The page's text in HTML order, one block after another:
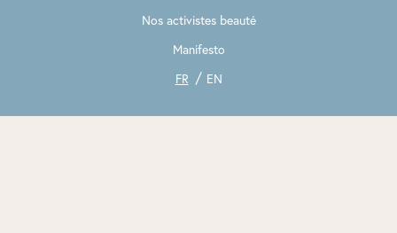
Nos activistes beauté
Manifesto
FR
EN